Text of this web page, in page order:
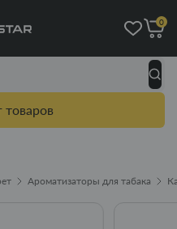
товаров
0
Ароматизаторы для табака